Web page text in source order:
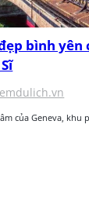
bình yên
của Geneva, khu